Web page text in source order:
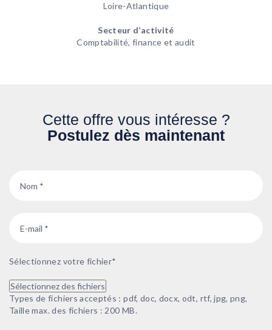
Loire-Atlantique
Secteur d’activité
Comptabilité, finance et audit
Cette offre vous intéresse ?
Postulez dès maintenant
Sélectionnez votre fichier*
Sélectionnez des fichiers
Types de fichiers acceptés : pdf, doc, docx, odt, rtf, jpg, png,
Taille max. des fichiers : 200 MB.